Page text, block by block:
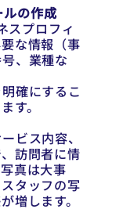
の作成
スプロフィ
な情報（事
、業種な
確にするこ
す。
ビス内容、
訪問者に情
真は大事
タッフの写
増します。